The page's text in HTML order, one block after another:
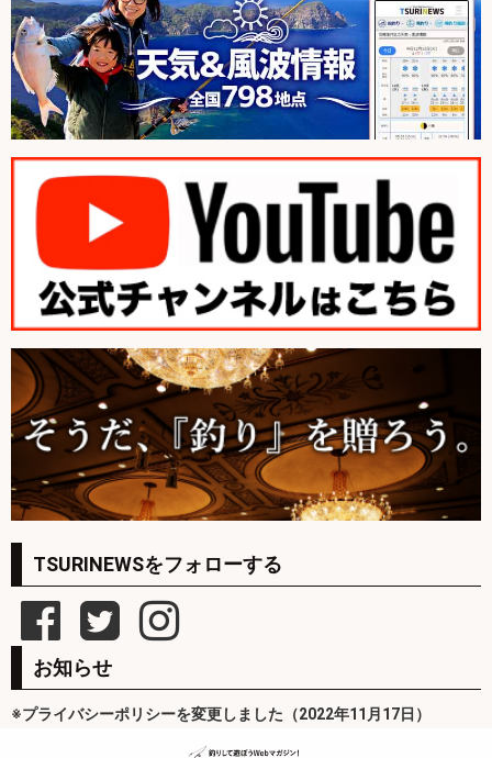
TSURINEWSをフォローする
お知らせ
※プライバシーポリシーを変更しました（2022年11月17日）